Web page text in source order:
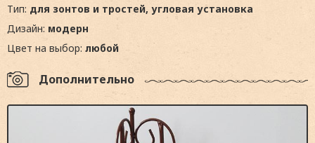
Тип: для зонтов и тростей, угловая установка
Дизайн: модерн
Цвет на выбор: любой
Дополнительно